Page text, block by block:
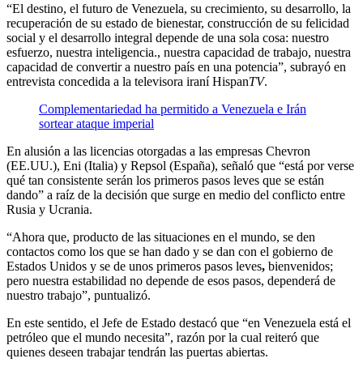
“El destino, el futuro de Venezuela, su crecimiento, su desarrollo, la
recuperación de su estado de bienestar, construcción de su felicidad
social y el desarrollo integral depende de una sola cosa: nuestro
esfuerzo, nuestra inteligencia., nuestra capacidad de trabajo, nuestra
capacidad de convertir a nuestro país en una potencia”, subrayó en
entrevista concedida a la televisora iraní HispanTV.
Complementariedad ha permitido a Venezuela e Irán
sortear ataque imperial
En alusión a las licencias otorgadas a las empresas Chevron
(EE.UU.), Eni (Italia) y Repsol (España), señaló que “está por verse
qué tan consistente serán los primeros pasos leves que se están
dando” a raíz de la decisión que surge en medio del conflicto entre
Rusia y Ucrania.
“Ahora que, producto de las situaciones en el mundo, se den
contactos como los que se han dado y se dan con el gobierno de
Estados Unidos y se de unos primeros pasos leves, bienvenidos;
pero nuestra estabilidad no depende de esos pasos, dependerá de
nuestro trabajo”, puntualizó.
En este sentido, el Jefe de Estado destacó que “en Venezuela está el
petróleo que el mundo necesita”, razón por la cual reiteró que
quienes deseen trabajar tendrán las puertas abiertas.